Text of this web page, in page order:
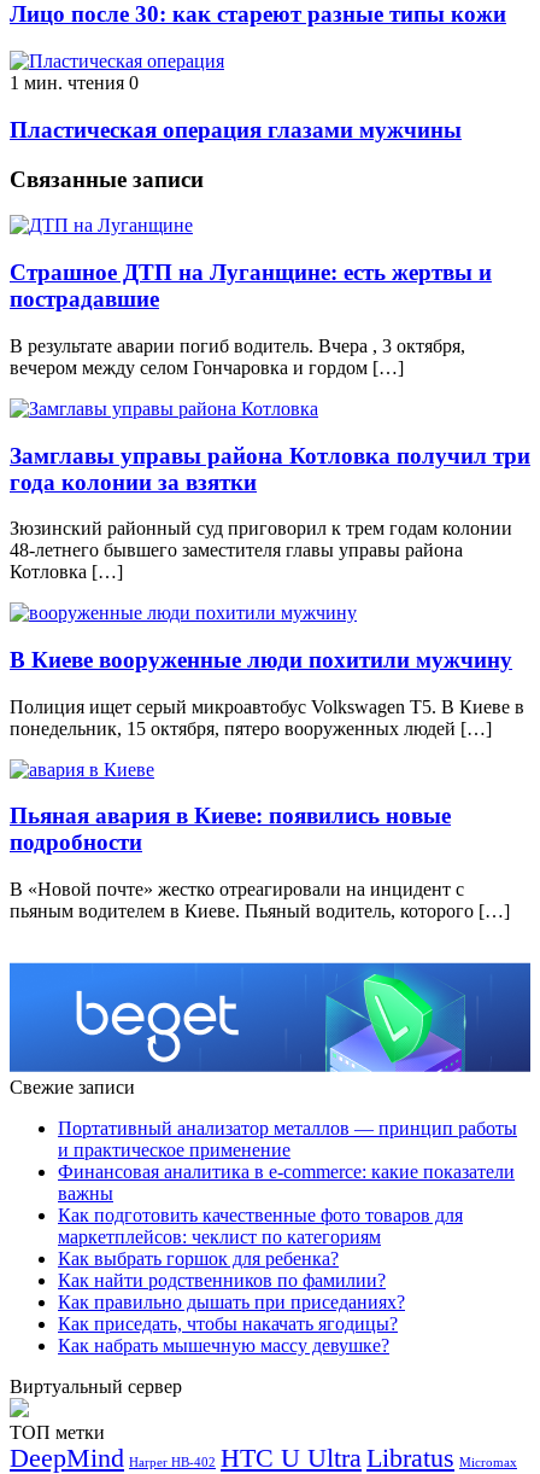
Лицо после 30: как стареют разные типы кожи
1 мин. чтения 0
Пластическая операция глазами мужчины
Связанные записи
Страшное ДТП на Луганщине: есть жертвы и
пострадавшие
В результате аварии погиб водитель. Вчера , 3 октября,
вечером между селом Гончаровка и гордом […]
Замглавы управы района Котловка получил три
года колонии за взятки
Зюзинский районный суд приговорил к трем годам колонии
48-летнего бывшего заместителя главы управы района
Котловка […]
В Киеве вооруженные люди похитили мужчину
Полиция ищет серый микроавтобус Volkswagen T5. В Киеве в
понедельник, 15 октября, пятеро вооруженных людей […]
Пьяная авария в Киеве: появились новые
подробности
В «Новой почте» жестко отреагировали на инцидент с
пьяным водителем в Киеве. Пьяный водитель, которого […]
Свежие записи
Портативный анализатор металлов — принцип работы
и практическое применение
Финансовая аналитика в e-commerce: какие показатели
важны
Как подготовить качественные фото товаров для
маркетплейсов: чеклист по категориям
Как выбрать горшок для ребенка?
Как найти родственников по фамилии?
Как правильно дышать при приседаниях?
Как приседать, чтобы накачать ягодицы?
Как набрать мышечную массу девушке?
Виртуальный сервер
ТОП метки
DeepMind Harper HB-402 HTC U UltraLibratus Micromax